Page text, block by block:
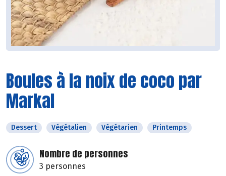
Boules à la noix de coco par
Markal
Dessert Végétalien Végétarien Printemps
Nombre de personnes
3 personnes